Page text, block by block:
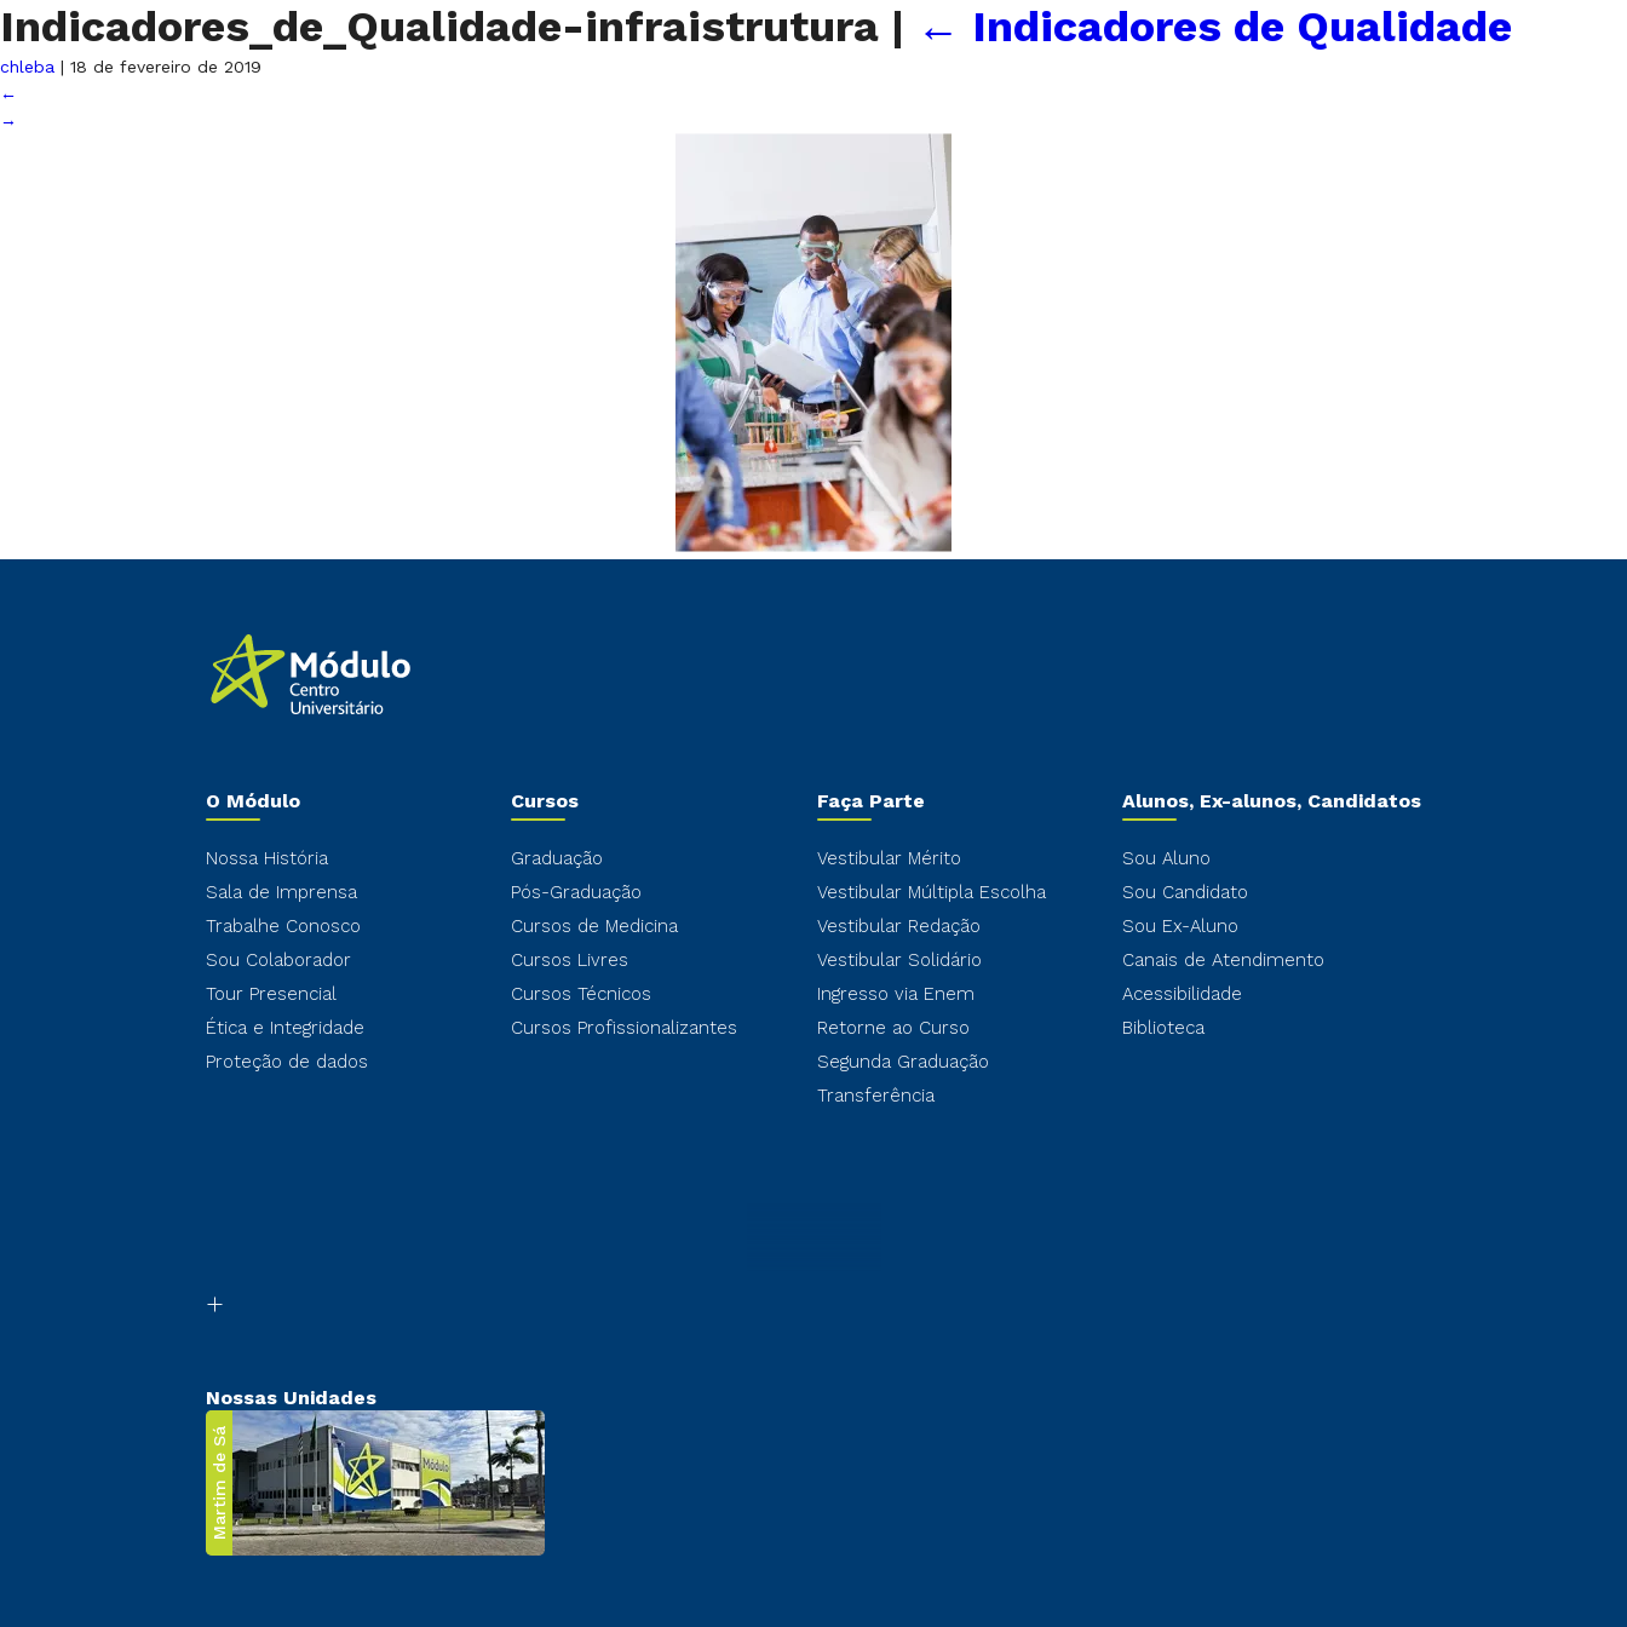
Indicadores_de_Qualidade-infraistrutura | ← Indicadores de Qualidade
chleba | 18 de fevereiro de 2019
←
→
O Módulo
Nossa História
Sala de Imprensa
Trabalhe Conosco
Sou Colaborador
Tour Presencial
Ética e Integridade
Proteção de dados
Cursos
Graduação
Pós-Graduação
Cursos de Medicina
Cursos Livres
Cursos Técnicos
Cursos Profissionalizantes
Faça Parte
Vestibular Mérito
Vestibular Múltipla Escolha
Vestibular Redação
Vestibular Solidário
Ingresso via Enem
Retorne ao Curso
Segunda Graduação
Transferência
Alunos, Ex-alunos, Candidatos
Sou Aluno
Sou Candidato
Sou Ex-Aluno
Canais de Atendimento
Acessibilidade
Biblioteca
Nossas Unidades
Martim de Sá